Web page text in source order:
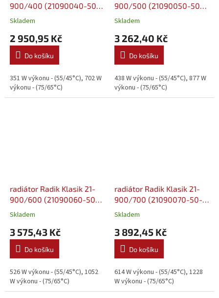
900/400 (21090040-50-
0010)
Skladem
2 950,95 Kč
Do košíku
351 W výkonu - (55/45°C), 702 W
výkonu - (75/65°C)
900/500 (21090050-50-
0010)
Skladem
3 262,40 Kč
Do košíku
438 W výkonu - (55/45°C), 877 W
výkonu - (75/65°C)
radiátor Radik Klasik 21-
900/600 (21090060-50-
0010)
Skladem
3 575,43 Kč
Do košíku
526 W výkonu - (55/45°C), 1052
W výkonu - (75/65°C)
radiátor Radik Klasik 21-
900/700 (21090070-50-
0010)
Skladem
3 892,45 Kč
Do košíku
614 W výkonu - (55/45°C), 1228
W výkonu - (75/65°C)